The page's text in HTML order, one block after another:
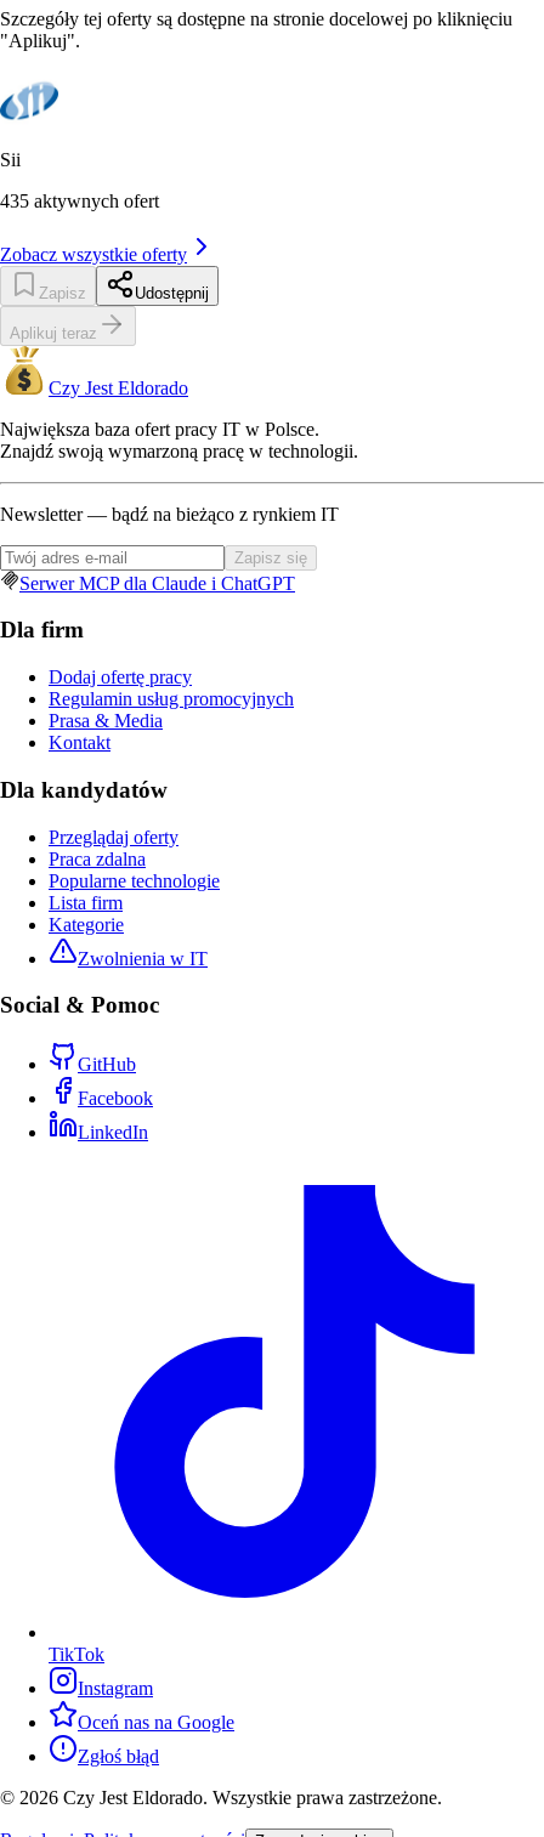
Szczegóły tej oferty są dostępne na stronie docelowej po kliknięciu
"Aplikuj".
Sii
435 aktywnych ofert
Zobacz wszystkie oferty
Zapisz Udostępnij
Aplikuj teraz
Czy Jest Eldorado
Największa baza ofert pracy IT w Polsce.
Znajdź swoją wymarzoną pracę w technologii.
Newsletter — bądź na bieżąco z rynkiem IT
Zapisz się
Serwer MCP dla Claude i ChatGPT
Dla firm
Dodaj ofertę pracy
Regulamin usług promocyjnych
Prasa & Media
Kontakt
Dla kandydatów
Przeglądaj oferty
Praca zdalna
Popularne technologie
Lista firm
Kategorie
Zwolnienia w IT
Social & Pomoc
GitHub
Facebook
LinkedIn
TikTok
Instagram
Oceń nas na Google
Zgłoś błąd
© 2026 Czy Jest Eldorado. Wszystkie prawa zastrzeżone.